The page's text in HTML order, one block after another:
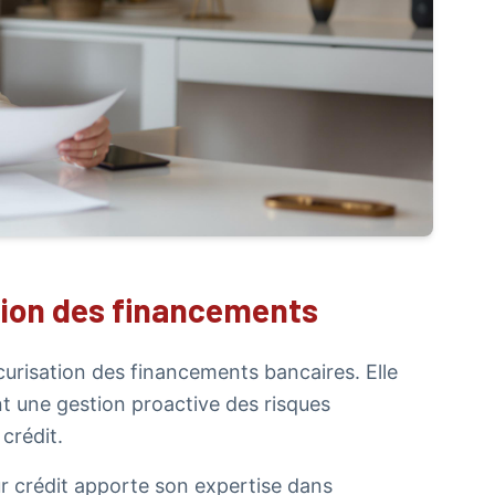
des financements
des financements bancaires. Elle
une gestion proactive des risques
crédit apporte son expertise dans